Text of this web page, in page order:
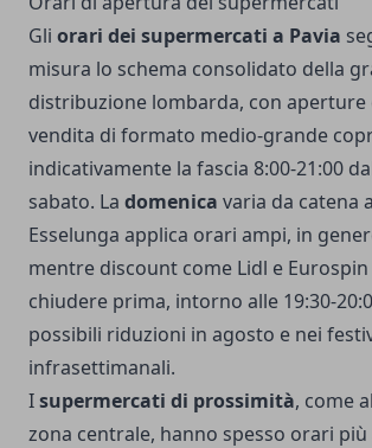
Gli orari dei supermercati a Pavia
misura lo schema consolidato della
distribuzione lombarda, con aperture
vendita di formato medio-grande
indicativamente la fascia 8:00-21:00
sabato. La domenica varia da catena
Esselunga applica orari ampi, in
mentre discount come Lidl e
chiudere prima, intorno alle 19:30-
possibili riduzioni in agosto e nei
infrasettimanali.
Isupermercati di prossimità, come
zona centrale, hanno spesso orari